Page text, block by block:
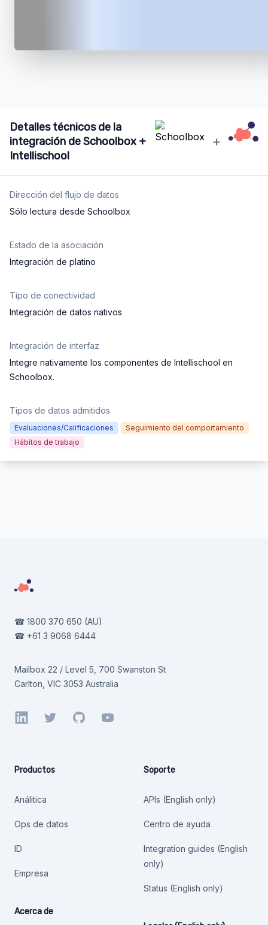
Detalles técnicos de la
integración de Schoolbox +
Intellischool
+
Dirección del flujo de datos
Sólo lectura desde Schoolbox
Estado de la asociación
Integración de platino
Tipo de conectividad
Integración de datos nativos
Integración de interfaz
Integre nativamente los componentes de Intellischool en
Schoolbox.
Tipos de datos admitidos
Evaluaciones/Calificaciones
Seguimiento del comportamiento
Hábitos de trabajo
☎ 1800 370 650 (AU)
☎ +61 3 9068 6444
Mailbox 22 / Level 5, 700 Swanston St
Carlton, VIC 3053 Australia
LinkedInTwitterGitHubYouTube
Productos
Análitica
Ops de datos
ID
Empresa
Acerca de
Soporte
APIs (English only)
Centro de ayuda
Integration guides (English
only)
Status (English only)